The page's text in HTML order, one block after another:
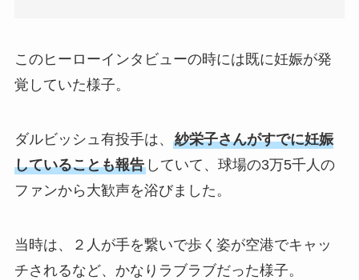
このヒーローインタビューの時には既に妊娠が発
覚していた様子。
ダルビッシュ有投手は、 紗栄子さんがすでに妊娠
していることも報告していて、球場の3万5千人の
ファンから大歓声を浴びました。
当時は、２人が手を繋いで歩く姿が空港でキャッ
チされるなど、かなりラブラブだった様子。